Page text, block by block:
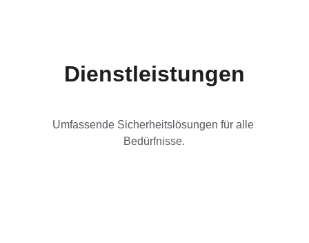
Dienstleistungen
Umfassende Sicherheitslösungen für alle
Bedürfnisse.